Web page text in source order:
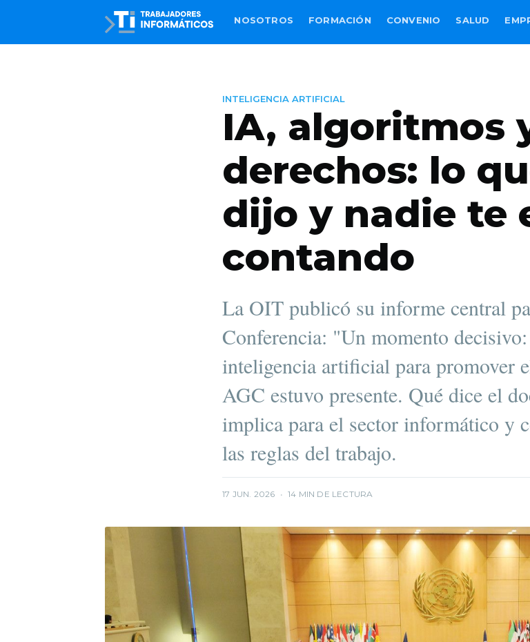
NOSOTROS FORMACIÓN CONVENIO SALUD
INTELIGENCIA ARTIFICIAL
IA, algoritmos
derechos: lo
dijo y nadie te
contando
La OIT publicó su informe central
Conferencia: "Un momento
inteligencia artificial para promover
AGC estuvo presente. Qué dice el
implica para el sector informático y
las reglas del trabajo.
17 JUN. 2026 • 14 MIN DE LECTURA